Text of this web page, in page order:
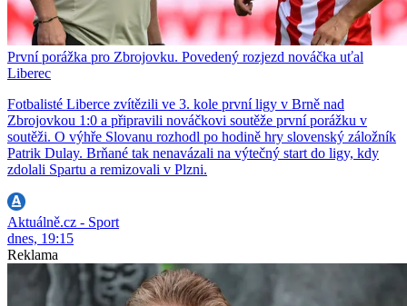
První porážka pro Zbrojovku. Povedený rozjezd nováčka uťal
Liberec
Fotbalisté Liberce zvítězili ve 3. kole první ligy v Brně nad
Zbrojovkou 1:0 a připravili nováčkovi soutěže první porážku v
soutěži. O výhře Slovanu rozhodl po hodině hry slovenský záložník
Patrik Dulay. Brňané tak nenavázali na výtečný start do ligy, kdy
zdolali Spartu a remizovali v Plzni.
Aktuálně.cz - Sport
dnes, 19:15
Reklama